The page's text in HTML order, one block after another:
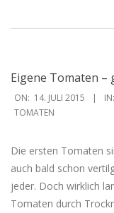
Eigene Tomaten
2015-
07-
ON: 14. JULI 2015 IN:
TOMATEN
Die ersten Tomaten
auch bald schon
jeder. Doch wirklich
Tomaten durch